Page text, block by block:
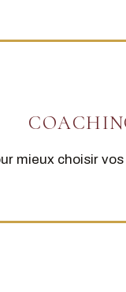
mieux choisir